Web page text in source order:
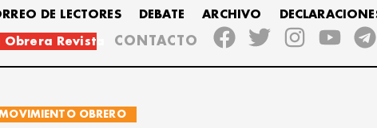
DE LECTORES DEBATE ARCHIVO
Obrera Revista CONTACTO
OBRERO